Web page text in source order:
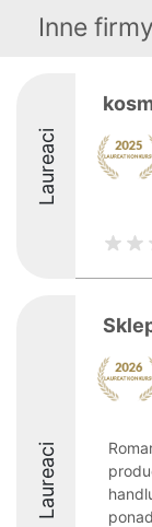
Inne
Laureaci
Laureaci